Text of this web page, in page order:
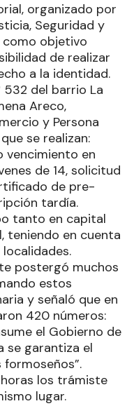
organizado por
Seguridad y
como objetivo
de realizar
a la identidad.
532 del barrio La
Areco,
y Persona
se realizan:
vencimiento en
de 14, solicitud
de pre-
tardía.
tanto en capital
teniendo en cuenta
postergó muchos
estos
y señaló que en
420 números:
el Gobierno de
se garantiza el
los trámiste
lugar.